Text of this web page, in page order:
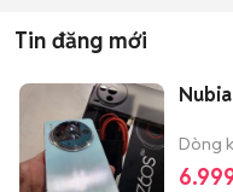
Tin đăng mới
Dòng